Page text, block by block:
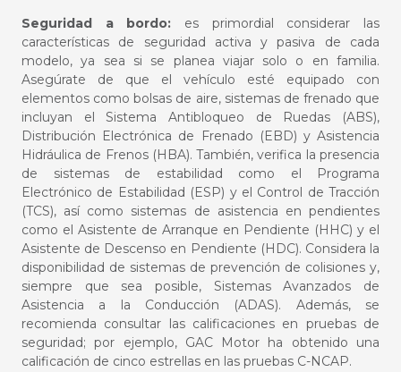
Seguridad a bordo: es primordial considerar las
características de seguridad activa y pasiva de cada
modelo, ya sea si se planea viajar solo o en familia.
Asegúrate de que el vehículo esté equipado con
elementos como bolsas de aire, sistemas de frenado que
incluyan el Sistema Antibloqueo de Ruedas (ABS),
Distribución Electrónica de Frenado (EBD) y Asistencia
Hidráulica de Frenos (HBA). También, verifica la presencia
de sistemas de estabilidad como el Programa
Electrónico de Estabilidad (ESP) y el Control de Tracción
(TCS), así como sistemas de asistencia en pendientes
como el Asistente de Arranque en Pendiente (HHC) y el
Asistente de Descenso en Pendiente (HDC). Considera la
disponibilidad de sistemas de prevención de colisiones y,
siempre que sea posible, Sistemas Avanzados de
Asistencia a la Conducción (ADAS). Además, se
recomienda consultar las calificaciones en pruebas de
seguridad; por ejemplo, GAC Motor ha obtenido una
calificación de cinco estrellas en las pruebas C-NCAP.